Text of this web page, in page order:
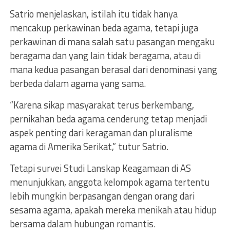
Satrio menjelaskan, istilah itu tidak hanya
mencakup perkawinan beda agama, tetapi juga
perkawinan di mana salah satu pasangan mengaku
beragama dan yang lain tidak beragama, atau di
mana kedua pasangan berasal dari denominasi yang
berbeda dalam agama yang sama.
“Karena sikap masyarakat terus berkembang,
pernikahan beda agama cenderung tetap menjadi
aspek penting dari keragaman dan pluralisme
agama di Amerika Serikat,” tutur Satrio.
Tetapi survei Studi Lanskap Keagamaan di AS
menunjukkan, anggota kelompok agama tertentu
lebih mungkin berpasangan dengan orang dari
sesama agama, apakah mereka menikah atau hidup
bersama dalam hubungan romantis.